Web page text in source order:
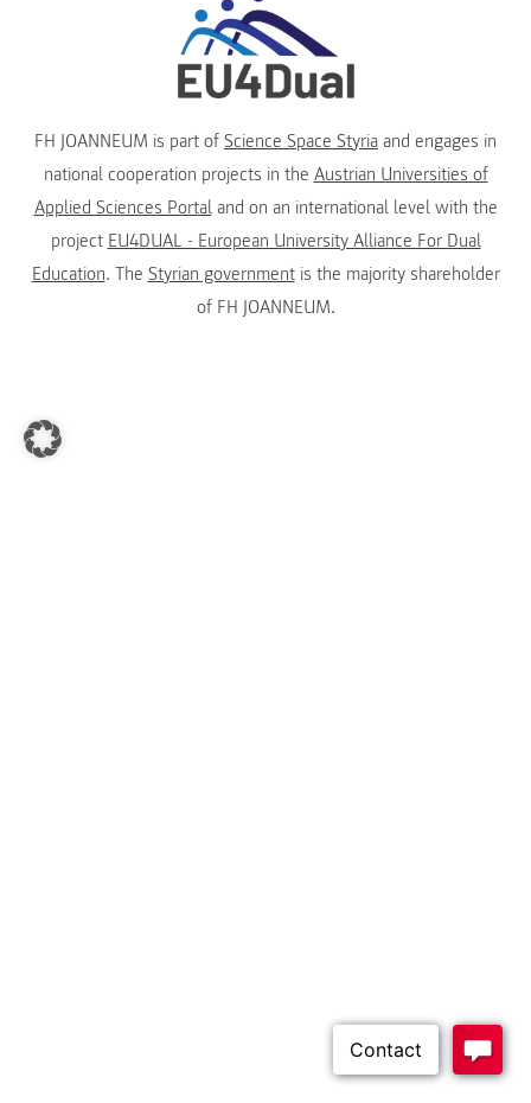
FH JOANNEUM is part of Science Space Styria and engages in
national cooperation projects in the Austrian Universities of
Applied Sciences Portaland on an international level with the
project EU4DUAL - European University Alliance For Dual
Education. The Styrian governmentis the majority shareholder
of FH JOANNEUM.